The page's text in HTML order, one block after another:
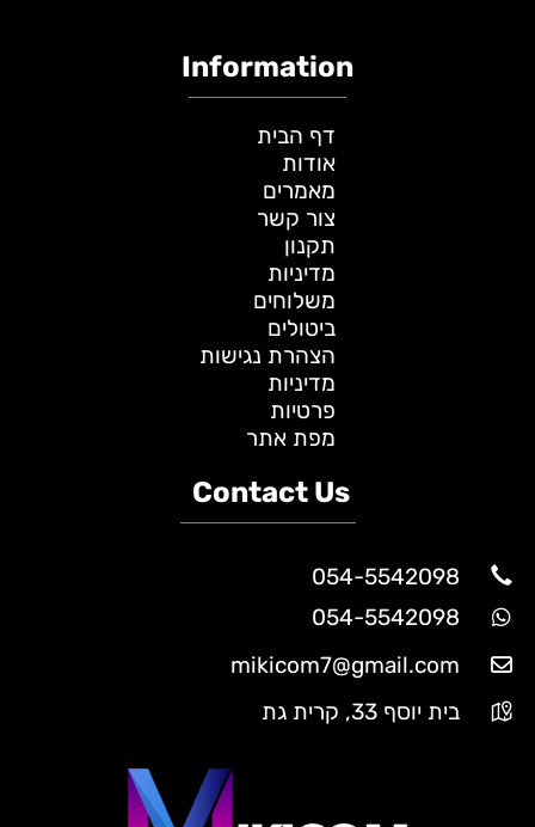
Information
דף הבית
אודות
מאמרים
צור קשר
תקנון
מדיניות
משלוחים
ביטולים
הצהרת נגישות
מדיניות
פרטיות
מפת אתר
Contact Us
054-5542098
054-5542098
mikicom7@gmail.com
בית יוסף 33, קרית גת